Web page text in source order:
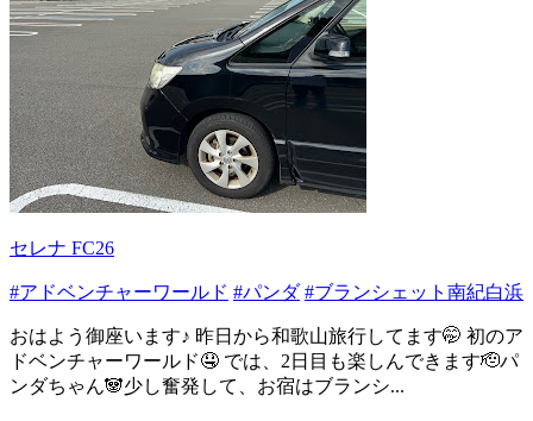
セレナ FC26
#アドベンチャーワールド #パンダ #ブランシェット南紀白浜
おはよう御座います♪ 昨日から和歌山旅行してます🤭 初のア
ドベンチャーワールド🤤 では、2日目も楽しんできます🫡パ
ンダちゃん🐼少し奮発して、お宿はブランシ...